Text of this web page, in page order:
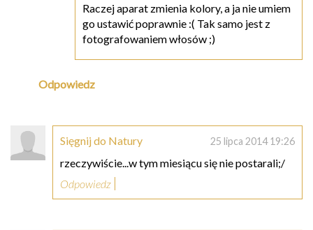
Raczej aparat zmienia kolory, a ja nie umiem
go ustawić poprawnie :( Tak samo jest z
fotografowaniem włosów ;)
Odpowiedz
Sięgnij do Natury 25 lipca 2014 19:26
rzeczywiście...w tym miesiącu się nie postarali;/
Odpowiedz